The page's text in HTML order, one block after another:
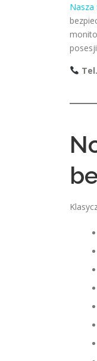
Nasza